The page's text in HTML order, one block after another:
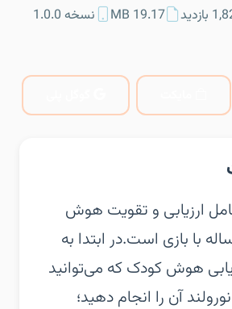
19.17 MB نسخه 1.0.0
ارزیابی و تقویت هوش
3 تا 8 ساله با بازی است.‏در ابتدا به
هوش کودک که می‌توانید
آن را انجام دهید؛